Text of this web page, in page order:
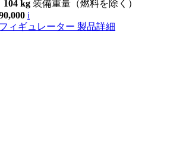
104 kg 装備重量（燃料を除く）
i
ィギュレーター 製品詳細